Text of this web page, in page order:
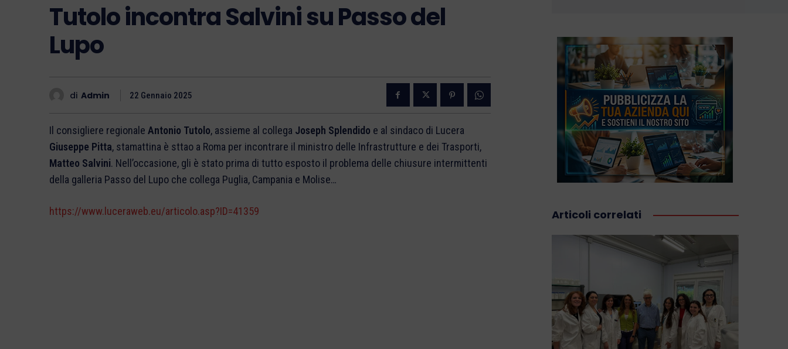
Tutolo incontra Salvini su Passo del
Lupo
di Admin 22 Gennaio 2025
Il consigliere regionale Antonio Tutolo, assieme al collega Joseph Splendido e al sindaco di Lucera
Giuseppe Pitta, stamattina è sttao a Roma per incontrare il ministro delle Infrastrutture e dei Trasporti,
Matteo Salvini. Nell’occasione, gli è stato prima di tutto esposto il problema delle chiusure intermittenti
della galleria Passo del Lupo che collega Puglia, Campania e Molise…
https://www.luceraweb.eu/articolo.asp?ID=41359 Articoli correlati